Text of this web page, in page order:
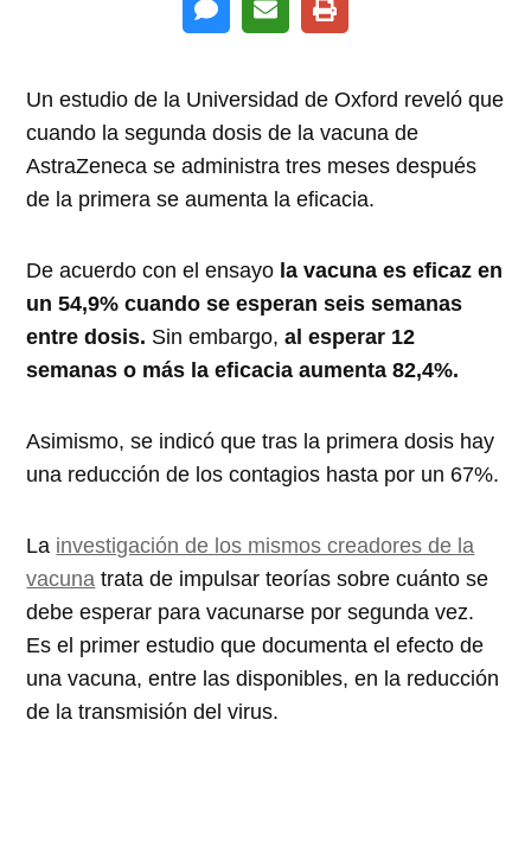
Un estudio de la Universidad de Oxford reveló que
cuando la segunda dosis de la vacuna de
AstraZeneca se administra tres meses después
de la primera se aumenta la eficacia.
De acuerdo con el ensayo la vacuna es eficaz en
un 54,9% cuando se esperan seis semanas
entre dosis. Sin embargo, al esperar 12
semanas o más la eficacia aumenta 82,4%.
Asimismo, se indicó que tras la primera dosis hay
una reducción de los contagios hasta por un 67%.
La investigación de los mismos creadores de la
vacuna trata de impulsar teorías sobre cuánto se
debe esperar para vacunarse por segunda vez.
Es el primer estudio que documenta el efecto de
una vacuna, entre las disponibles, en la reducción
de la transmisión del virus.